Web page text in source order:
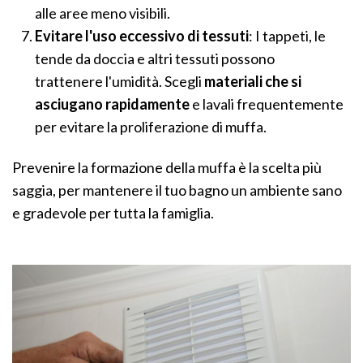
alle aree meno visibili.
Evitare l'uso eccessivo di tessuti: I tappeti, le
tende da doccia e altri tessuti possono
trattenere l'umidità. Scegli materiali che si
asciugano rapidamentee lavali frequentemente
per evitare la proliferazione di muffa.
Prevenire la formazione della muffa è la scelta più
saggia, per mantenere il tuo bagno un ambiente sano
e gradevole per tutta la famiglia.